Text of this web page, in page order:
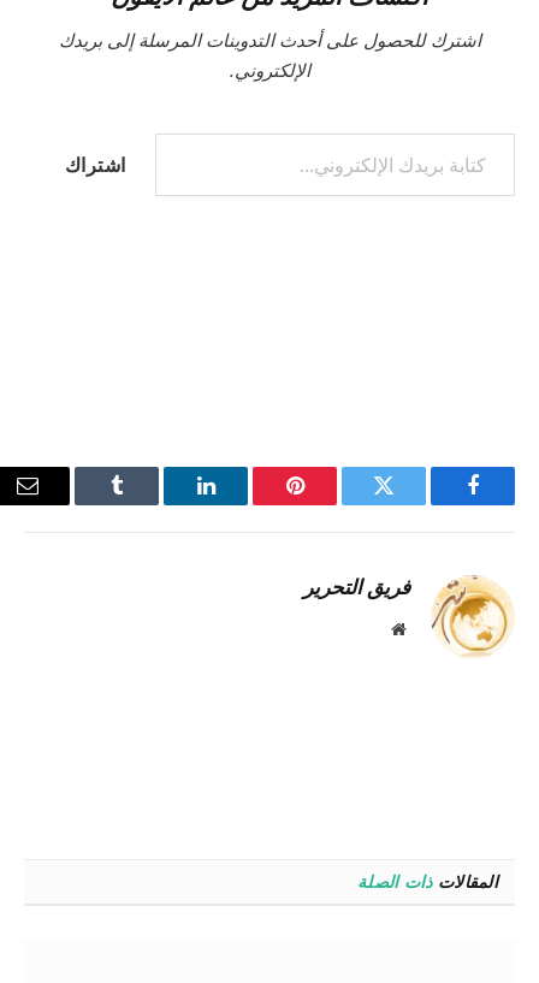
اشترك للحصول على أحدث التدوينات المرسلة إلى بريدك
الإلكتروني.
كتابة بريدك الإلكتروني...
اشتراك
فيسبوك تويتر بينتيريستلينكدإن Tumblr
فريق التحرير
موقع
المقالاتذات الصلة